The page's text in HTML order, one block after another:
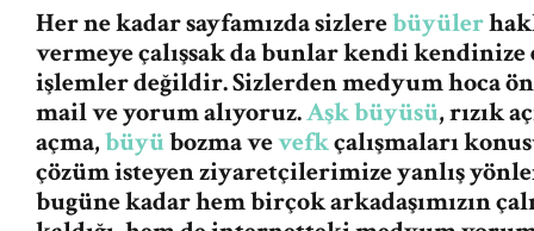
Her ne kadar sayfamızda sizlerebüyüler
vermeye çalışsak da bunlar kendi
işlemler değildir. Sizlerden medyum hoca
mail ve yorum alıyoruz.Aşk büyüsü, rızık
açma,büyübozma vevefkçalışmaları
çözüm isteyen ziyaretçilerimize yanlış
bugüne kadar hem birçok arkadaşımızın